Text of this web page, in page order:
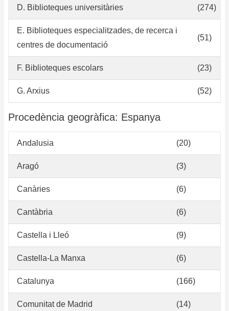
D. Biblioteques universitàries (274)
E. Biblioteques especialitzades, de recerca i
centres de documentació
(51)
F. Biblioteques escolars (23)
G. Arxius (52)
Procedència geogràfica: Espanya
Andalusia (20)
Aragó (3)
Canàries (6)
Cantàbria (6)
Castella i Lleó (9)
Castella-La Manxa (6)
Catalunya (166)
Comunitat de Madrid (14)